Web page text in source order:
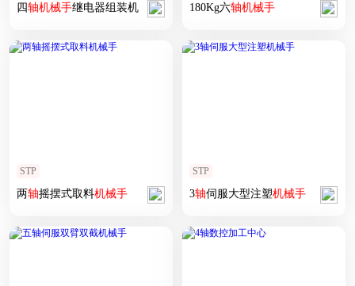
四轴机械手继电器组装机 180Kg六轴机械手
STP
两轴摇摆式取料机械手
STP
3轴伺服大型注塑机械手